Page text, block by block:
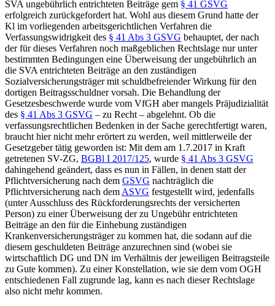
SVA ungebührlich entrichteten Beiträge gem § 41 GSVG
erfolgreich zurückgefordert hat. Wohl aus diesem Grund hatte der
Kl im vorliegenden arbeitsgerichtlichen Verfahren die
Verfassungswidrigkeit des § 41 Abs 3 GSVG behauptet, der nach
der für dieses Verfahren noch maßgeblichen Rechtslage nur unter
bestimmten Bedingungen eine Überweisung der ungebührlich an
die SVA entrichteten Beiträge an den zuständigen
Sozialversicherungsträger mit schuldbefreiender Wirkung für den
dortigen Beitragsschuldner vorsah. Die Behandlung der
Gesetzesbeschwerde wurde vom VfGH aber mangels Präjudizialität
des § 41 Abs 3 GSVG – zu Recht – abgelehnt. Ob die
verfassungsrechtlichen Bedenken in der Sache gerechtfertigt waren,
braucht hier nicht mehr erörtert zu werden, weil mittlerweile der
Gesetzgeber tätig geworden ist: Mit dem am 1.7.2017 in Kraft
getretenen SV-ZG, BGBl I 2017/125, wurde § 41 Abs 3 GSVG
dahingehend geändert, dass es nun in Fällen, in denen statt der
Pflichtversicherung nach dem GSVG nachträglich die
Pflichtversicherung nach dem ASVG festgestellt wird, jedenfalls
(unter Ausschluss des Rückforderungsrechts der versicherten
Person) zu einer Überweisung der zu Ungebühr entrichteten
Beiträge an den für die Einhebung zuständigen
Krankenversicherungsträger zu kommen hat, die sodann auf die
diesem geschuldeten Beiträge anzurechnen sind (wobei sie
wirtschaftlich DG und DN im Verhältnis der jeweiligen Beitragsteile
zu Gute kommen). Zu einer Konstellation, wie sie dem vom OGH
entschiedenen Fall zugrunde lag, kann es nach dieser Rechtslage
also nicht mehr kommen.